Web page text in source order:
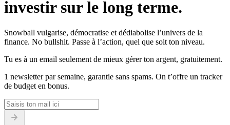
investir sur le long terme.
Snowball vulgarise, démocratise et dédiabolise l’univers de la
finance. No bullshit. Passe à l’action, quel que soit ton niveau.
Tu es à un email seulement de mieux gérer ton argent, gratuitement.
1 newsletter par semaine, garantie sans spams. On t’offre un tracker
de budget en bonus.